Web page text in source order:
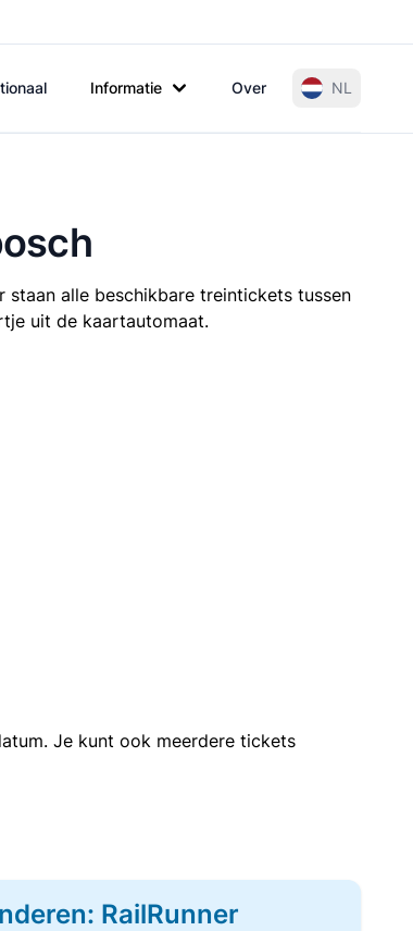
Informatie Over NL
alle beschikbare treintickets tussen
uit de kaartautomaat.
Je kunt ook meerdere tickets
RailRunner